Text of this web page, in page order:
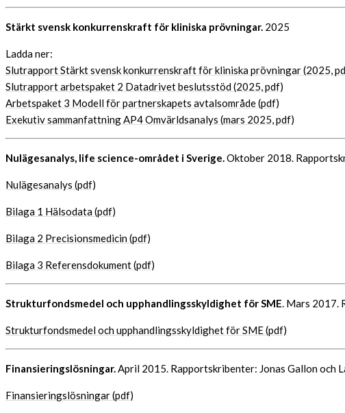
Stärkt svensk konkurrenskraft för kliniska prövningar. 2025
Ladda ner:
Slutrapport Stärkt svensk konkurrenskraft för kliniska prövningar (2025,
Slutrapport arbetspaket 2 Datadrivet beslutsstöd (2025, pdf)
Arbetspaket 3 Modell för partnerskapets avtalsområde (pdf)
Exekutiv sammanfattning AP4 Omvärldsanalys (mars 2025, pdf)
Nulägesanalys, life science-området i Sverige.Oktober 2018.
Nulägesanalys (pdf)
Bilaga 1 Hälsodata (pdf)
Bilaga 2 Precisionsmedicin (pdf)
Bilaga 3 Referensdokument (pdf)
Strukturfondsmedel och upphandlingsskyldighet för SME. Mars 2017.
Strukturfondsmedel och upphandlingsskyldighet för SME (pdf)
Finansieringslösningar.April 2015. Rapportskribenter: Jonas Gallon och
Finansieringslösningar (pdf)